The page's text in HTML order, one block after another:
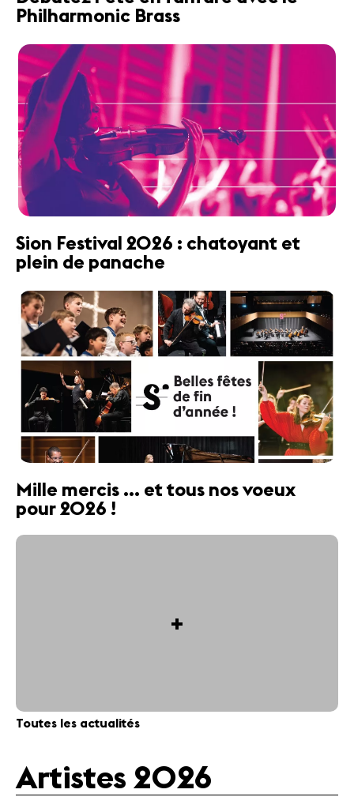
Philharmonic Brass
Sion Festival 2026 : chatoyant et
plein de panache
Mille mercis ... et tous nos voeux
pour 2026 !
+
Toutes les actualités
Artistes 2026